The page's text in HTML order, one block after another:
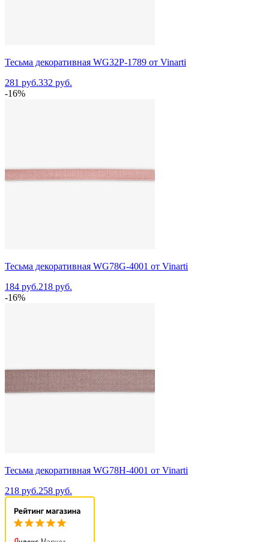
Тесьма декоративная WG32P-1789 от Vinarti
281 руб.332 руб.
-16%
Тесьма декоративная WG78G-4001 от Vinarti
184 руб.218 руб.
-16%
Тесьма декоративная WG78H-4001 от Vinarti
218 руб.258 руб.